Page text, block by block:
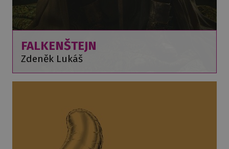
FALKENŠTEJN
Zdeněk Lukáš